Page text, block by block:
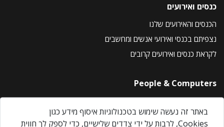
כנסים ואירועים
הכנסים והאירועים שלנו
נצפיתם בכנסי ואירועי אנשים ומחשבים
לקראת כנסים ואירועים קרובים
People & Computers
About Us
Privacy Policy
באתר זה נעשה שימוש בטכנולוגיות איסוף מידע כגון
Cookies, לרבות על ידי צדדים שלישיים, כדי לספק לך חווית